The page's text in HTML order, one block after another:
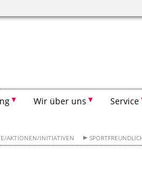
Wir über uns Service
AKTIONEN/INITIATIVEN